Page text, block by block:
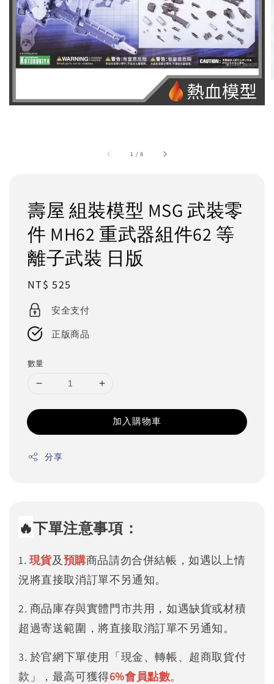
1 /8
壽屋 組裝模型 MSG 武裝零
件 MH62 重武器組件62 等
離子武裝 日版
Regular
price
NT$ 525
安全支付
正版商品
數量
加入購物車
分享
🔥下單注意事項：
1. 現貨及預購商品請勿合併結帳，如遇以上情
況將直接取消訂單不另通知。
2. 商品庫存與實體門市共用，如遇缺貨或材積
超過寄送範圍，將直接取消訂單不另通知。
3. 於官網下單使用「現金、轉帳、超商取貨付
款」，最高可獲得6%會員點數。